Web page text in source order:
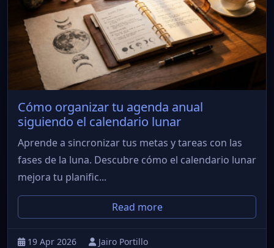
Cómo organizar tu agenda anual
siguiendo el calendario lunar
Aprende a sincronizar tus metas y tareas con las
fases de la luna. Descubre cómo el calendario lunar
mejora tu planific...
Read more
19 Apr 2026 Jairo Portillo